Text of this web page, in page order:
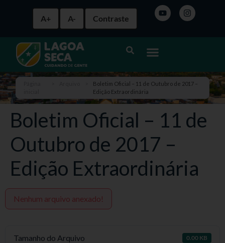
A+ A- Contraste
Boletim Oficial – 11 de Outubro de 2017 –
Edição Extraordinária
Boletim Oficial – 11 de
Outubro de 2017 –
Edição Extraordinária
Nenhum arquivo anexado!
Tamanho do Arquivo 0.00 KB